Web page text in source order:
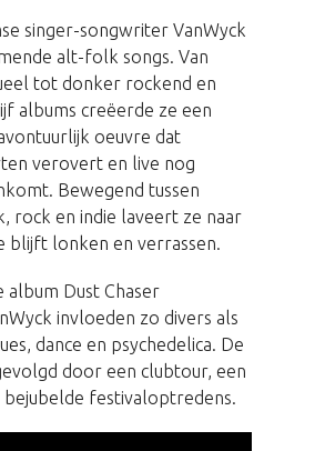
singer-songwriter VanWyck
alt-folk songs. Van
tot donker rockend en
albums creëerde ze een
oeuvre dat
verovert en live nog
Bewegend tussen
rock en indie laveert ze naar
blijft lonken en verrassen.
album Dust Chaser
invloeden zo divers als
dance en psychedelica. De
door een clubtour, een
festivaloptredens.